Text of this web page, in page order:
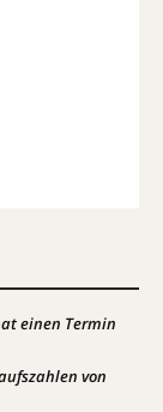
einen Termin
von